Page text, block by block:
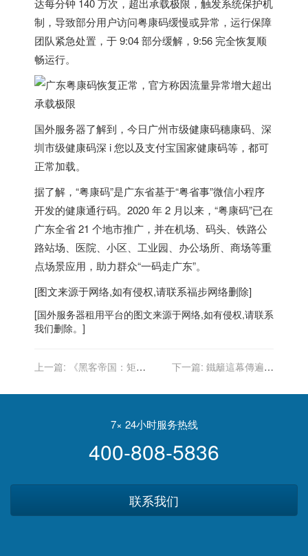
达每分钟 140 万次，超出承载极限，触发系统保护机
制 ，导致部分用户访问粤康码缓慢或异常，运行保障
团队紧急处置，于 9:04 部分缓解，9:56 完全恢复顺
畅运行。
国外服务器了解到，今日广州市级健康码穗康码、深
圳市级健康码深 i 您以及支付宝国家健康码等，都可
正常加载。
据了解，“粤康码”是广东省基于“粤省事”微信小程序
开发的健康通行码。2020 年 2 月以来，“粤康码”已在
广东全省 21 个地市推广，并在机场、码头、铁路公
路站场、医院、小区、工业园、办公场所、商场等重
点场景应用，助力群众“一码走广东”。
[图文来源于网络,如有侵权,请联系福步网络删除]
[国外服务器租用平台的图文来源于网络,如有侵权,请联系
我们删除。]
上一篇:
《黑客帝国：矩阵
1 月 14 日上映
下一篇: 鐵籬這幕傳遍全
與家人團聚
7× 24小时服务热线
400-808-5836
联系我们